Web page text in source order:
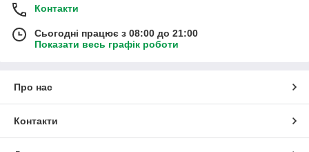
Контакти
Сьогодні працює з 08:00 до 21:00
Показати весь графік роботи
Про нас
Контакти